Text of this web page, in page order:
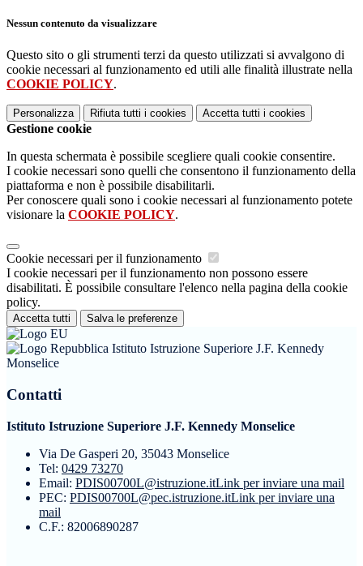
Nessun contenuto da visualizzare
Questo sito o gli strumenti terzi da questo utilizzati si avvalgono di
cookie necessari al funzionamento ed utili alle finalità illustrate nella
COOKIE POLICY.
Personalizza Rifiuta tutti i cookies Accetta tutti i cookies
Gestione cookie
In questa schermata è possibile scegliere quali cookie consentire.
I cookie necessari sono quelli che consentono il funzionamento della
piattaforma e non è possibile disabilitarli.
Per conoscere quali sono i cookie necessari al funzionamento potete
visionare la COOKIE POLICY.
Cookie necessari per il funzionamento
I cookie necessari per il funzionamento non possono essere
disabilitati. È possibile consultare l'elenco nella pagina della cookie
policy.
Accetta tutti Salva le preferenze
Istituto Istruzione Superiore J.F. Kennedy
Monselice
Contatti
Istituto Istruzione Superiore J.F. Kennedy Monselice
Via De Gasperi 20, 35043 Monselice
Tel: 0429 73270
Email: PDIS00700L@istruzione.itLink per inviare una mail
PEC: PDIS00700L@pec.istruzione.itLink per inviare una
mail
C.F.: 82006890287